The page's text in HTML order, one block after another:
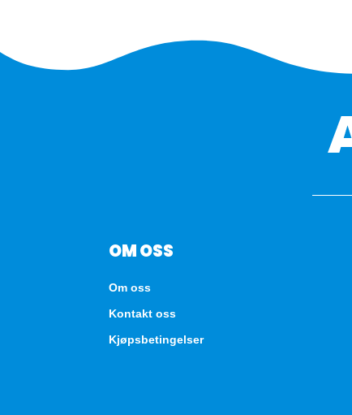
OM OSS
Om oss
Kontakt oss
Kjøpsbetingelser